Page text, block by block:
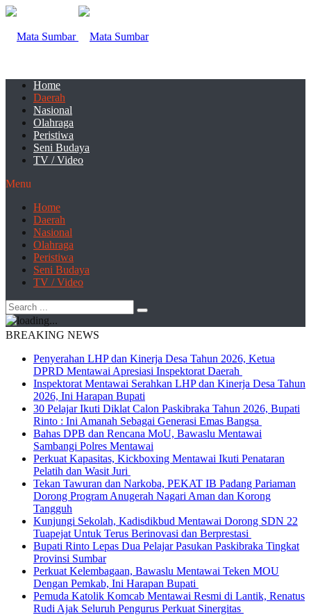
Home
Daerah
Nasional
Olahraga
Peristiwa
Seni Budaya
TV / Video
Menu
Home
Daerah
Nasional
Olahraga
Peristiwa
Seni Budaya
TV / Video
BREAKING NEWS
Penyerahan LHP dan Kinerja Desa Tahun 2026, Ketua
DPRD Mentawai Apresiasi Inspektorat Daerah
Inspektorat Mentawai Serahkan LHP dan Kinerja Desa Tahun
2026, Ini Harapan Bupati
30 Pelajar Ikuti Diklat Calon Paskibraka Tahun 2026, Bupati
Rinto : Ini Amanah Sebagai Generasi Emas Bangsa
Bahas DPB dan Rencana MoU, Bawaslu Mentawai
Sambangi Polres Mentawai
Perkuat Kapasitas, Kickboxing Mentawai Ikuti Penataran
Pelatih dan Wasit Juri
Tekan Tawuran dan Narkoba, PEKAT IB Padang Pariaman
Dorong Program Anugerah Nagari Aman dan Korong
Tangguh
Kunjungi Sekolah, Kadisdikbud Mentawai Dorong SDN 22
Tuapejat Untuk Terus Berinovasi dan Berprestasi
Bupati Rinto Lepas Dua Pelajar Pasukan Paskibraka Tingkat
Provinsi Sumbar
Perkuat Kelembagaan, Bawaslu Mentawai Teken MOU
Dengan Pemkab, Ini Harapan Bupati
Pemuda Katolik Komcab Mentawai Resmi di Lantik, Renatus
Rudi Ajak Seluruh Pengurus Perkuat Sinergitas